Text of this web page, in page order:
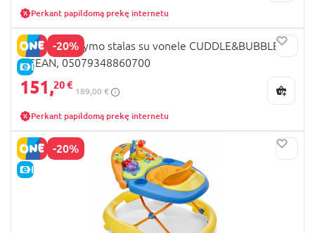
Perkant papildomą prekę internetu
-20%
E-KAINA
CHICCO vystymo stalas su vonele CUDDLE&BUBBLE
OCEAN, 05079348860700
151,20 €
189,00 €
Perkant papildomą prekę internetu
-20%
E-KAINA